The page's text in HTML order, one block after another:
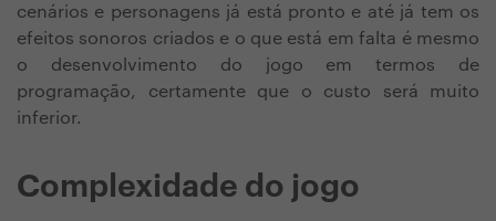
cenários e personagens já está pronto e até já tem os
efeitos sonoros criados e o que está em falta é mesmo
o desenvolvimento do jogo em termos de
programação, certamente que o custo será muito
inferior.
Complexidade do jogo